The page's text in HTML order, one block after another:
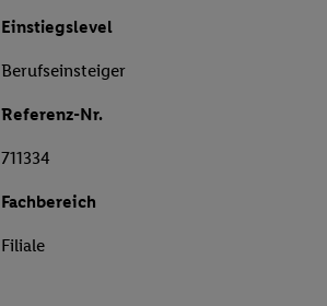
Einstiegslevel
Berufseinsteiger
Referenz-Nr.
711334
Fachbereich
Filiale